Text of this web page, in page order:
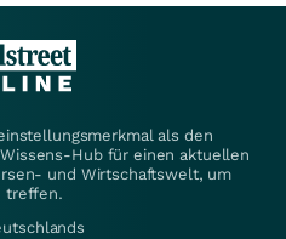
als den
Hub für einen aktuellen
und Wirtschaftswelt, um
treffen.